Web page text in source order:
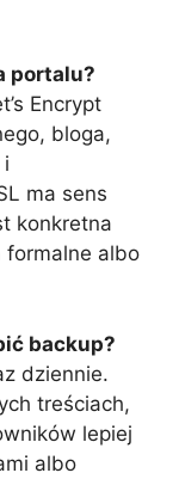
portalu?
Encrypt
bloga,
ma sens
konkretna
formalne albo
backup?
dziennie.
treściach,
lepiej
albo